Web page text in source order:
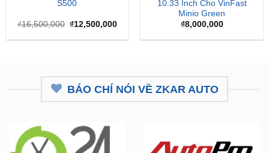
là:
₫12,500,000.